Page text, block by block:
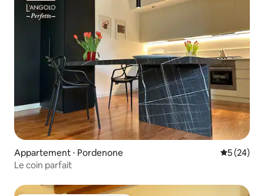
Appartement ⋅ Pordenone
5 (24)
Le coin parfait